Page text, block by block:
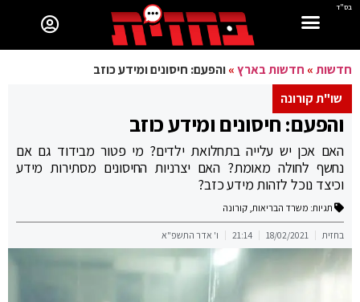
בס"ד
חדשות» חדשות בארץ»והפעם: חיסונים ומידע כוזב
שו"ת קורונה
והפעם: חיסונים ומידע כוזב
האם אכן יש עלייה בתחלואת ילדים? מי פטור מבידוד גם אם
נחשף לחולה מאומת? האם יצרניות החיסונים מסתירות מידע
וכיצד נוכל לזהות מידע כזב?
תגיות: משרד הבריאות, קורונה
בחזית 18/02/2021
21:14 ו' אדר התשפ"א